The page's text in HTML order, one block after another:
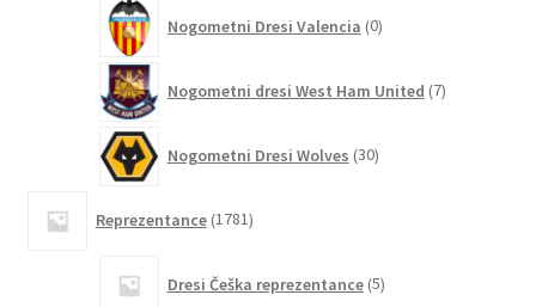
Nogometni Dresi Valencia 0izdelkov
Nogometni dresi West Ham United 7izdelkov
Nogometni Dresi Wolves 30izdelkov
Reprezentance 1781izdelkov
Dresi Češka reprezentance 5izdelkov